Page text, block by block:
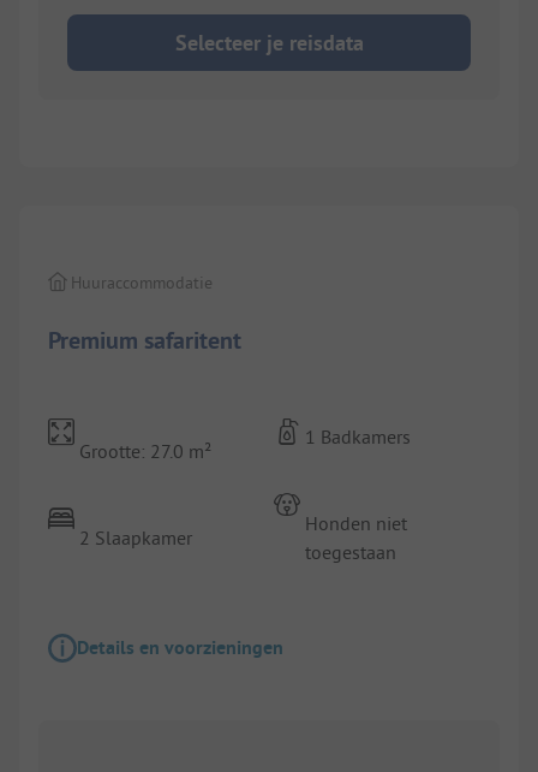
Selecteer je reisdata
Premium safaritent
Huuraccommodatie
Grootte: 27.0 m²
2 Slaapkamer
1 Badkamers
Honden niet
toegestaan
Details en voorzieningen